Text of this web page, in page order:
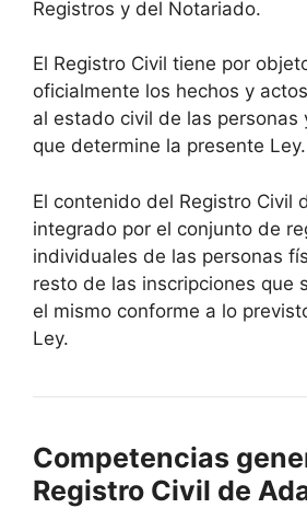
Registros y del Notariado.
El Registro Civil tiene por
oficialmente los hechos y
al estado civil de las personas
que determine la presente Ley.
El contenido del Registro Civil
integrado por el conjunto de
individuales de las personas
resto de las inscripciones que
el mismo conforme a lo
Ley.
Competencias
Registro Civil de